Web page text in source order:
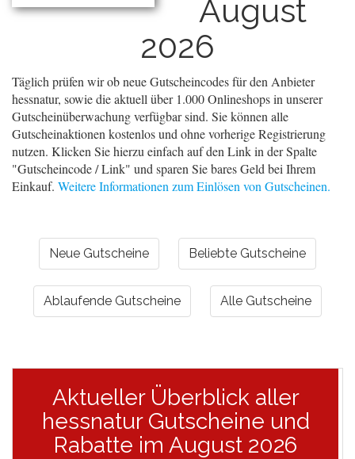
August
2026
Täglich prüfen wir ob neue Gutscheincodes für den Anbieter
hessnatur, sowie die aktuell über 1.000 Onlineshops in unserer
Gutscheinüberwachung verfügbar sind. Sie können alle
Gutscheinaktionen kostenlos und ohne vorherige Registrierung
nutzen. Klicken Sie hierzu einfach auf den Link in der Spalte
"Gutscheincode / Link" und sparen Sie bares Geld bei Ihrem
Einkauf. Weitere Informationen zum Einlösen von Gutscheinen.
Neue Gutscheine Beliebte Gutscheine
Ablaufende Gutscheine Alle Gutscheine
Aktueller Überblick aller
hessnatur Gutscheine und
Rabatte im August 2026